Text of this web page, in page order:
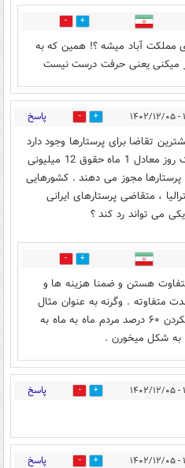
0
مملکت آباد میشه ؟! همین که به
میکنی یعنی حرفت درست نیست
4 پاسخ
تقاضا برای پرستارها وجود دارد
. پول بسیار عالی میدهند که در یک روز معادل 1 ماه حقوق 12 میلیونی
مجوز می دهند . کشورهایی
، متقاضی پرستارهای ایرانی
3
هستن و ضمنا هزینه ها و
متفاوته . وگرنه به عنوان مثال
مسئولان آمریکا اعلام نمیکردن ۶۰ درصد مردم ماه به ماه به
به شکل میخورن .
5 پاسخ
4 پاسخ